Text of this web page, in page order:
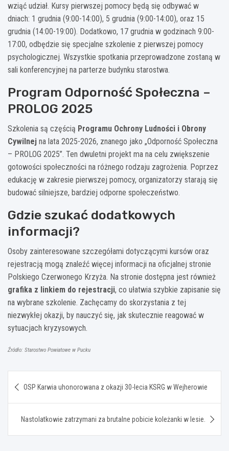
wziąć udział. Kursy pierwszej pomocy będą się odbywać w
dniach: 1 grudnia (9:00-14:00), 5 grudnia (9:00-14:00), oraz 15
grudnia (14:00-19:00). Dodatkowo, 17 grudnia w godzinach 9:00-
17:00, odbędzie się specjalne szkolenie z pierwszej pomocy
psychologicznej. Wszystkie spotkania przeprowadzone zostaną w
sali konferencyjnej na parterze budynku starostwa.
Program Odporność Społeczna –
PROLOG 2025
Szkolenia są częścią Programu Ochrony Ludności i Obrony
Cywilnej na lata 2025-2026, znanego jako „Odporność Społeczna
– PROLOG 2025”. Ten dwuletni projekt ma na celu zwiększenie
gotowości społeczności na różnego rodzaju zagrożenia. Poprzez
edukację w zakresie pierwszej pomocy, organizatorzy starają się
budować silniejsze, bardziej odporne społeczeństwo.
Gdzie szukać dodatkowych
informacji?
Osoby zainteresowane szczegółami dotyczącymi kursów oraz
rejestracją mogą znaleźć więcej informacji na oficjalnej stronie
Polskiego Czerwonego Krzyża. Na stronie dostępna jest również
grafika z linkiem do rejestracji, co ułatwia szybkie zapisanie się
na wybrane szkolenie. Zachęcamy do skorzystania z tej
niezwykłej okazji, by nauczyć się, jak skutecznie reagować w
sytuacjach kryzysowych.
Źródło: Starostwo Powiatowe w Pucku
wpisu
OSP Karwia uhonorowana z okazji 30-lecia KSRG w Wejherowie
Nastolatkowie zatrzymani za brutalne pobicie koleżanki w lesie.